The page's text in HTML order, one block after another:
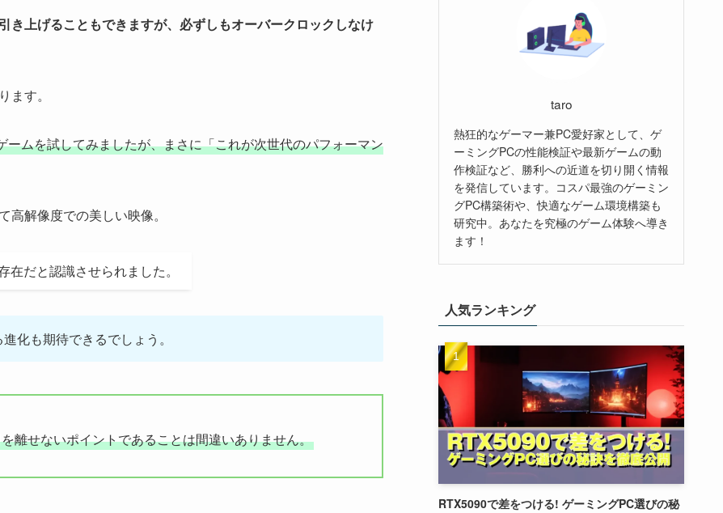
き上げることもできますが、必ずしもオーバークロックしなけ
す。
ムを試してみましたが、まさに「これが次世代のパフォーマン
解像度での美しい映像。
だと認識させられました。
化も期待できるでしょう。
離せないポイントであることは間違いありません。
taro
熱狂的なゲーマー兼PC愛好家として、ゲ
ーミングPCの性能検証や最新ゲームの動
作検証など、勝利への近道を切り開く情報
を発信しています。コスパ最強のゲーミン
グPC構築術や、快適なゲーム環境構築も
研究中。あなたを究極のゲーム体験へ導き
ます！
人気ランキング
RTX5090で差をつける! ゲーミングPC選びの秘